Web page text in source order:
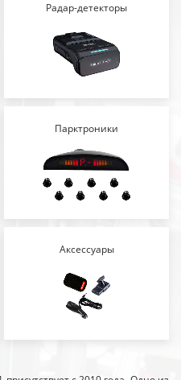
Радар-детекторы
Парктроники
Аксессуары